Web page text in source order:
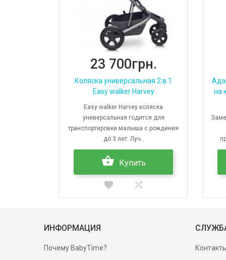
23 700грн.
Коляска универсальная 2 в 1
Easy walker Harvey
Easy walker Harvey коляска
универсальная годится для
транспортировки малыша с рождения
до 3 лет. Луч..
Купить
на
ИНФОРМАЦИЯ
Почему BabyTime?